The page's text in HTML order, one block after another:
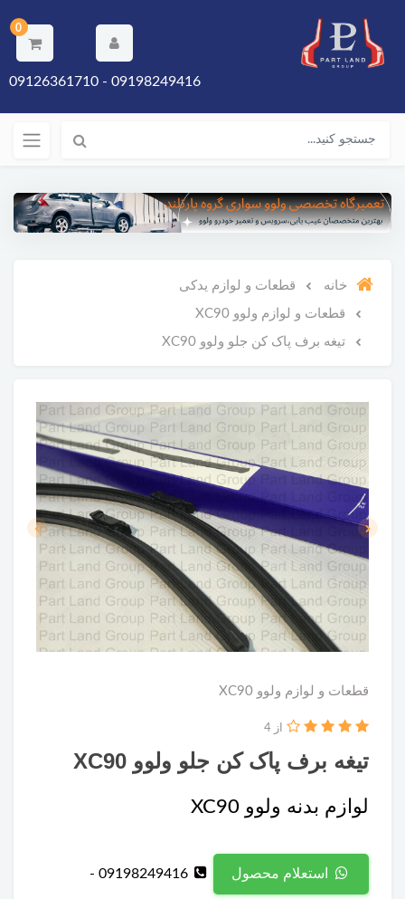
0
09198249416 - 09126361710
خانه قطعات و لوازم یدکی
قطعات و لوازم ولوو XC90
تیغه برف پاک کن جلو ولوو XC90
قطعات و لوازم ولوو XC90
تیغه برف پاک کن جلو ولوو XC90
از 4
لوازم بدنه ولوو XC90
استعلام محصول 09198249416 -